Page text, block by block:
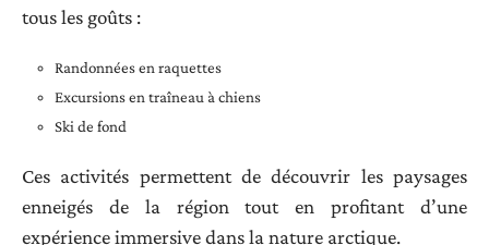
tous les goûts :
Randonnées en raquettes
Excursions en traîneau à chiens
Ski de fond
Ces activités permettent de découvrir les paysages
enneigés de la région tout en profitant d’une
expérience immersive dans la nature arctique.